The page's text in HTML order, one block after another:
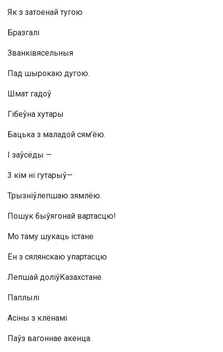
Як з затоенай тугою
Бразгалі
Званківясельныя
Пад шырокаю дугою.
Шмат гадоў
Гібеўна хутары
Бацька з маладой сям’ёю.
I заўсёды —
3 кім ні гутарыў—
Трызніўлепшаю зямлёю.
Пошук быўягонай вартасцю!
Мо таму шукаць істане
Ён з сялянскаю упартасцю
Лепшай доліўКазахстане.
Паплылі
Асіны з клёнамі
Паўз вагоннае акенца.